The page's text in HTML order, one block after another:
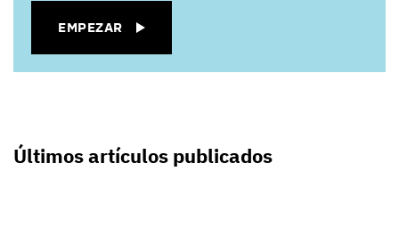
EMPEZAR
Últimos artículos publicados